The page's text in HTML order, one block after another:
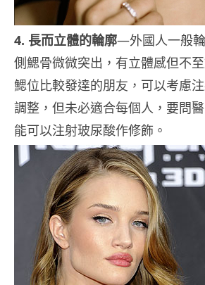
4. 長而立體的輪廓—外國人一般
側鰓骨微微突出，有立體感但不
鰓位比較發達的朋友，可以考慮
調整，但未必適合每個人，要問
能可以注射玻尿酸作修飾。